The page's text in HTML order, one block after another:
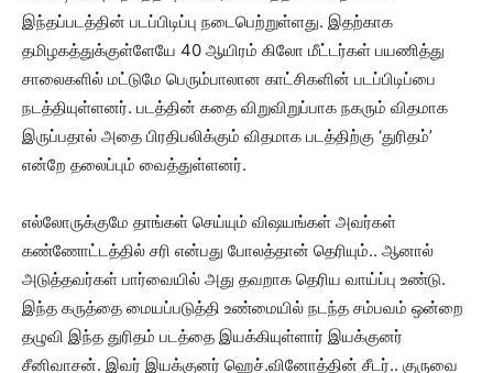
இந்தப்படத்தின் படப்பிடிப்பு நடைபெற்றுள்ளது. இதற்காக
தமிழகத்துக்குள்ளேயே 40 ஆயிரம் கிலோ மீட்டர்கள் பயணித்து
சாலைகளில் மட்டுமே பெரும்பாலான காட்சிகளின் படப்பிடிப்பை
நடத்தியுள்ளனர். படத்தின் கதை விறுவிறுப்பாக நகரும் விதமாக
இருப்பதால் அதை பிரதிபலிக்கும் விதமாக படத்திற்கு ‘துரிதம்’
என்றே தலைப்பும் வைத்துள்ளனர்.
எல்லோருக்குமே தாங்கள் செய்யும் விஷயங்கள் அவர்கள்
கண்ணோட்டத்தில் சரி என்பது போலத்தான் தெரியும்.. ஆனால்
அடுத்தவர்கள் பார்வையில் அது தவறாக தெரிய வாய்ப்பு உண்டு.
இந்த கருத்தை மையப்படுத்தி உண்மையில் நடந்த சம்பவம் ஒன்றை
தழுவி இந்த துரிதம் படத்தை இயக்கியுள்ளார் இயக்குனர்
சீனிவாசன். இவர் இயக்குனர் ஹெச்.வினோத்தின் சீடர்.. குருவை